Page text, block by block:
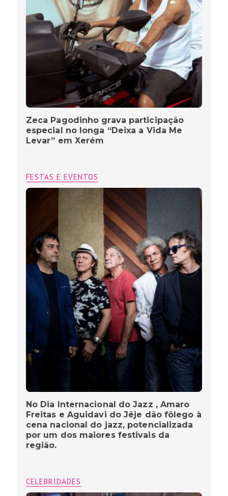
Zeca Pagodinho grava participação
especial no longa “Deixa a Vida Me
Levar” em Xerém
FESTAS E EVENTOS
No Dia Internacional do Jazz , Amaro
Freitas e Aguidavi do Jêje dão fôlego à
cena nacional do jazz, potencializada
por um dos maiores festivais da
região.
CELEBRIDADES